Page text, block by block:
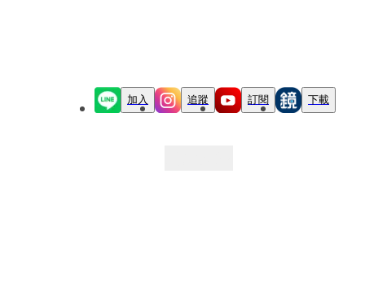
加入 追蹤 訂閱 下載